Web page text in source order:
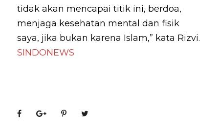
tidak akan mencapai titik ini, berdoa,
menjaga kesehatan mental dan fisik
saya, jika bukan karena Islam,” kata Rizvi.
SINDONEWS